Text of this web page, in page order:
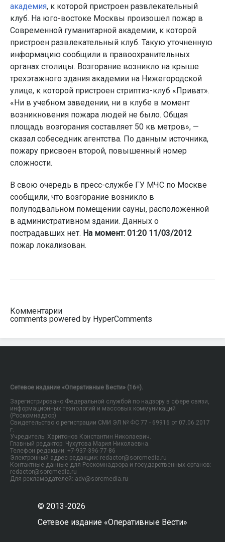
академия, к которой пристроен развлекательный
клуб. На юго-востоке Москвы произошел пожар в
Современной гуманитарной академии, к которой
пристроен развлекательный клуб. Такую уточненную
информацию сообщили в правоохранительных
органах столицы. Возгорание возникло на крыше
трехэтажного здания академии на Нижегородской
улице, к которой пристроен стриптиз-клуб «Приват».
«Ни в учебном заведении, ни в клубе в момент
возникновения пожара людей не было. Общая
площадь возгорания составляет 50 кв метров», —
сказал собеседник агентства. По данным источника,
пожару присвоен второй, повышенный номер
сложности.
В свою очередь в пресс-службе ГУ МЧС по Москве
сообщили, что возгорание возникло в
полуподвальном помещении сауны, расположенной
в административном здании. Данных о
пострадавших нет. На момент: 01:20 11/03/2012
пожар локализован.
Комментарии
comments powered by HyperComments
Сетевое издание «Оперативные Вести» (16+).
Зарегистрировано Федеральной службой по надзору в сфере связи,
информационных технологий и массовых коммуникаций
(Роскомнадзор).
Свидетельство о регистрации СМИ ЭЛ № ФС 77 - 69916 от 07.06.2017
г.
Учредитель: Харитонов Константин Николаевич.
Главный редактор: Чухутова Мария Николаевна.
Телефон редакции: +7-937-396-77-86
Электронный адрес редакции: redactor@sorcmedia.ru
Контактные данные для Роскомнадзора и государственных органов:
redactor@sorcmedia.ru
Для рекламодателей: adv@sorcmedia.ru
© 2013-2026
Сетевое издание «Оперативные Вести»